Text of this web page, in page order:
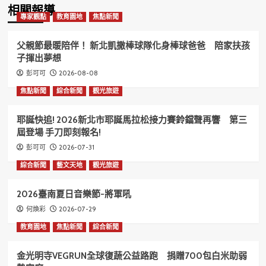
相關報導
專家觀點 教育園地 焦點新聞
父親節最暖陪伴！ 新北凱撒棒球隊化身棒球爸爸 陪家扶孩
子揮出夢想
彭可可 2026-08-08
焦點新聞 綜合新聞 觀光旅遊
耶誕快追! 2026新北市耶誕馬拉松接力賽鈴鐺聲再響 第三
屆登場 手刀即刻報名!
彭可可 2026-07-31
綜合新聞 藝文天地 觀光旅遊
2026臺南夏日音樂節-將軍吼
何煥彩 2026-07-29
教育園地 焦點新聞 綜合新聞
金光明寺VEGRUN全球復蔬公益路跑 捐贈700包白米助弱